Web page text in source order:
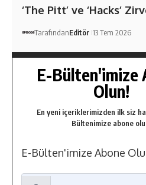
‘The Pitt’ ve ‘Hacks’
TarafındanEditör 13 Tem 2026
E-Bülten'imize
Olun!
En yeni içeriklerimizden ilk siz
Bültenimize abone
E-Bülten'imize Abone